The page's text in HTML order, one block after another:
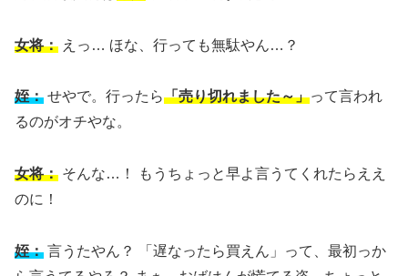
女将： えっ… ほな、行っても無駄やん…？
姪： せやで。行ったら「売り切れました～」って言われ
るのがオチやな。
女将： そんな…！ もうちょっと早よ言うてくれたらええ
のに！
姪： 言うたやん？ 「遅なったら買えん」って、最初っか